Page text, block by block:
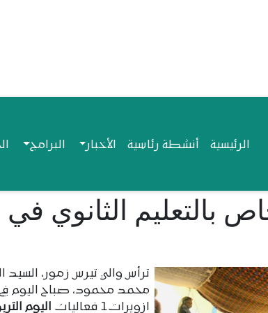
Navigationالرئيسية أنشطة رئاسية الأخبار البرامج
بالتعليم الثانوي في
ترأس والي تيرس زمور،
محمد محمود، صباح اليوم في
ازويرات1 فعاليات
اليوم